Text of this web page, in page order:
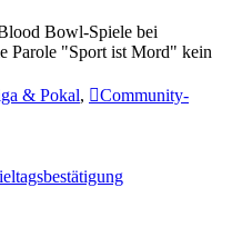
Bowl-Spiele bei
Parole "Sport ist Mord" kein
& Pokal,
Community-